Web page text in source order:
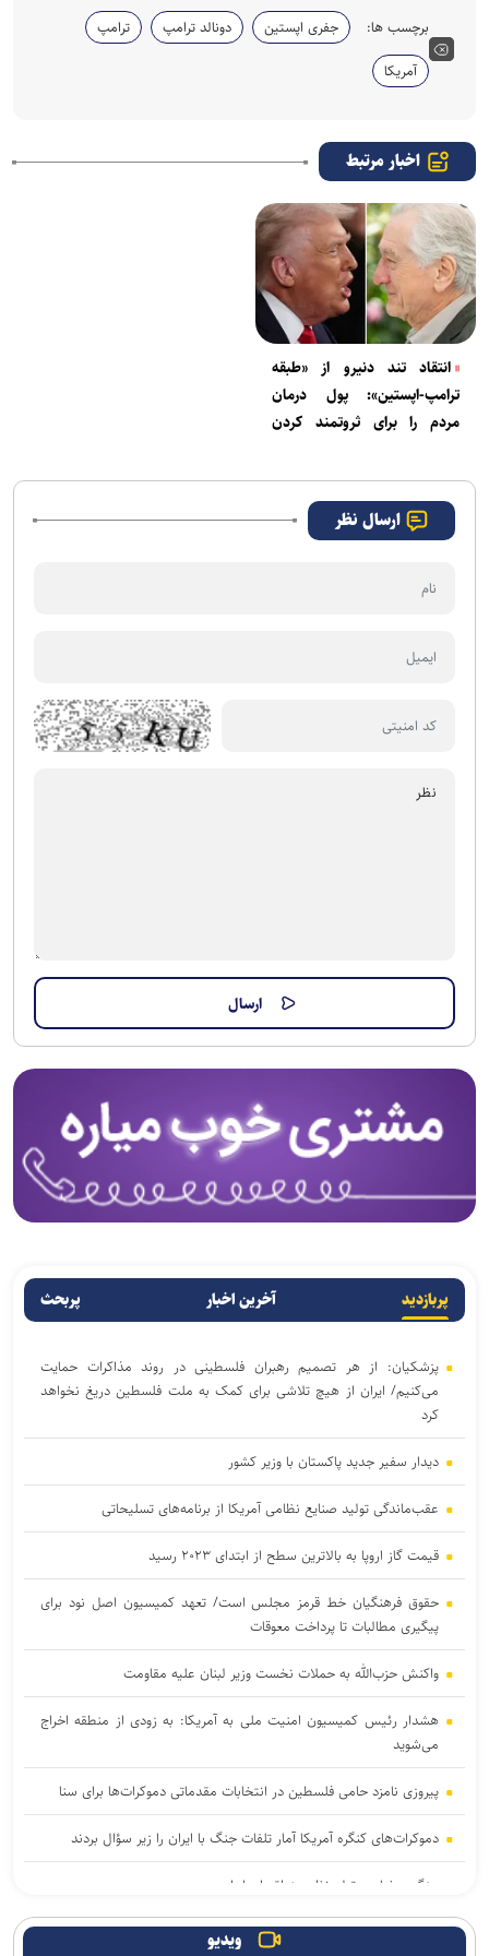
برچسب ها: جفری اپستین دونالد ترامپ
ترامپ
آمریکا
اخبار مرتبط
انتقاد تند دنیرو از «طبقه
ترامپ-اپستین»: پول درمان
مردم را برای ثروتمند کردن
ارسال نظر
پربازدید آخرین اخبار پربحث
پزشکیان: از هر تصمیم رهبران فلسطینی در روند مذاکرات حمایت
می‌کنیم/ ایران از هیچ تلاشی برای کمک به ملت فلسطین دریغ نخواهد
کرد
دیدار سفیر جدید پاکستان با وزیر کشور
عقب‌ماندگی تولید صنایع نظامی آمریکا از برنامه‌های تسلیحاتی
قیمت گاز اروپا به بالاترین سطح از ابتدای ۲۰۲۳ رسید
حقوق فرهنگیان خط قرمز مجلس است/ تعهد کمیسیون اصل نود برای
پیگیری مطالبات تا پرداخت معوقات
واکنش حزب‌الله به حملات نخست‌ وزیر لبنان علیه مقاومت
هشدار رئیس کمیسیون امنیت ملی به آمریکا: به زودی از منطقه اخراج
می‌شوید
پیروزی نامزد حامی فلسطین در انتخابات مقدماتی دموکرات‌ها برای سنا
دموکرات‌های کنگره آمریکا آمار تلفات جنگ با ایران را زیر سؤال بردند
جنگ رمضان و تولد نظم منطقه ای ایران
یمن: هشتمین نفتکش سعودی را در شمال دریای سرخ هدف قرار دادیم
ویدیو